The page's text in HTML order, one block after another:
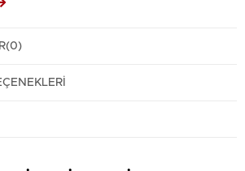
ötesine geçerek, bilinçdışının o
saklı olan kader matrisini
Arketipsel enerjilerin,
keşfederken; sadece geleceği
olacak olanı beklemek
(0)